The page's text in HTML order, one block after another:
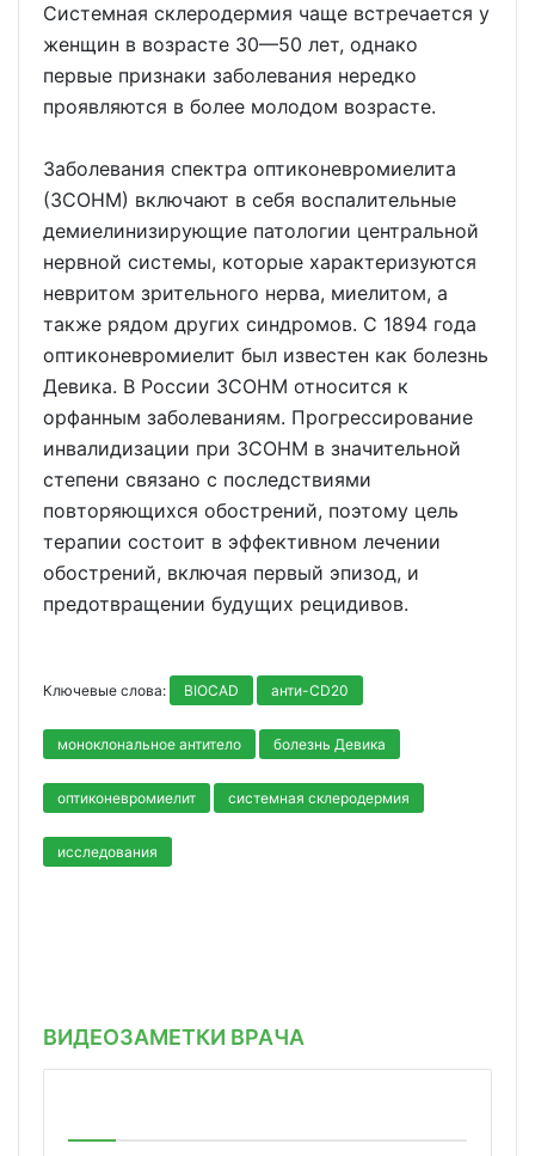
Системная склеродермия чаще встречается у
женщин в возрасте 30—50 лет, однако
первые признаки заболевания нередко
проявляются в более молодом возрасте.
Заболевания спектра оптиконевромиелита
(ЗСОНМ) включают в себя воспалительные
демиелинизирующие патологии центральной
нервной системы, которые характеризуются
невритом зрительного нерва, миелитом, а
также рядом других синдромов. С 1894 года
оптиконевромиелит был известен как болезнь
Девика. В России ЗСОНМ относится к
орфанным заболеваниям. Прогрессирование
инвалидизации при ЗСОНМ в значительной
степени связано с последствиями
повторяющихся обострений, поэтому цель
терапии состоит в эффективном лечении
обострений, включая первый эпизод, и
предотвращении будущих рецидивов.
Ключевые слова: BIOCAD анти-CD20
моноклональное антитело болезнь Девика
оптиконевромиелит системная склеродермия
исследования
ВИДЕОЗАМЕТКИ ВРАЧА